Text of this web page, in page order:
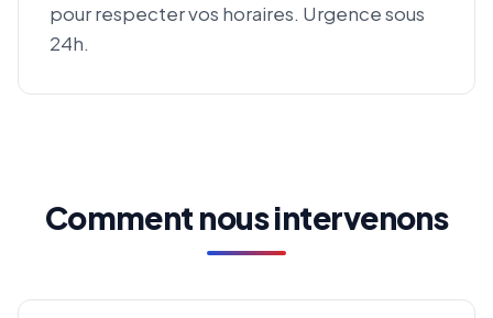
pour respecter vos horaires. Urgence sous
24h.
Comment nous intervenons